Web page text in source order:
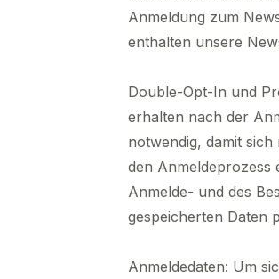
Anmeldung zum
enthalten unsere
Double-Opt-In und
erhalten nach der
notwendig, damit
den
Anmelde- und des
gespeicherten Daten
Anmeldedaten: Um